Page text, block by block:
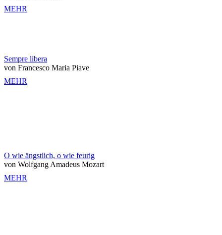
MEHR
Sempre libera
von Francesco Maria Piave
MEHR
O wie ängstlich, o wie feurig
von Wolfgang Amadeus Mozart
MEHR